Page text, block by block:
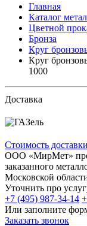
Главная
Каталог
Цветной
Бронза
Круг
Круг
1000
Доставка
Стоимость доставки
ООО «МирМет»
заказанного
Московской
Уточнить про
+7 (495) 987-34-14
Или заполните
Заказать звонок